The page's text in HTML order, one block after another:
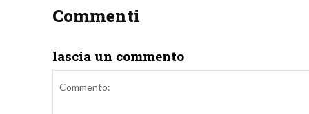
Commenti
lascia un commento